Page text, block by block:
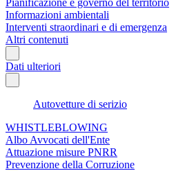
Informazioni ambientali
Interventi straordinari e di emergenza
Altri contenuti
Dati ulteriori
Autovetture di serizio
WHISTLEBLOWING
Albo Avvocati dell'Ente
Attuazione misure PNRR
Prevenzione della Corruzione